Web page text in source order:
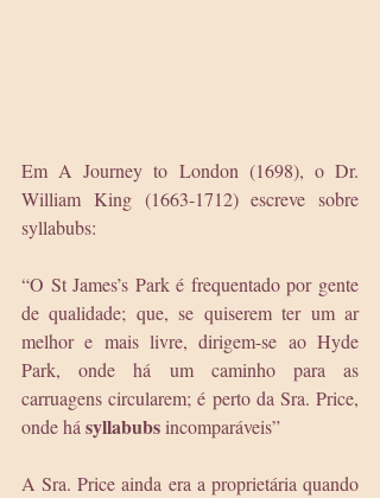
Em A Journey to London (1698), o Dr.
William King (1663-1712) escreve sobre
syllabubs:
“O St James’s Park é frequentado por gente
de qualidade; que, se quiserem ter um ar
melhor e mais livre, dirigem-se ao Hyde
Park, onde há um caminho para as
carruagens circularem; é perto da Sra. Price,
onde há syllabubs incomparáveis”
A Sra. Price ainda era a proprietária quando